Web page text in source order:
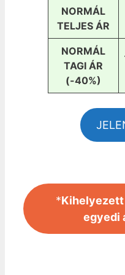
NORMÁL
TELJES ÁR
NORMÁL
TAGI ÁR
(-40%)
*
egyedi